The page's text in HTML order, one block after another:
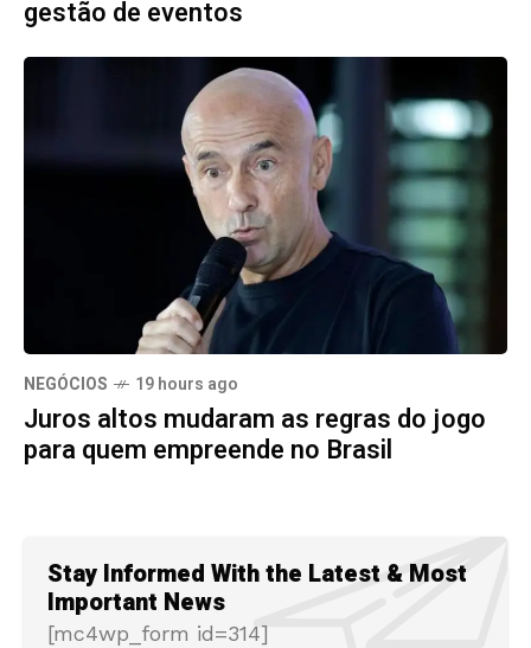
gestão de eventos
NEGÓCIOS 19 hours ago
Juros altos mudaram as regras do jogo
para quem empreende no Brasil
Stay Informed With the Latest & Most
Important News
[mc4wp_form id=314]